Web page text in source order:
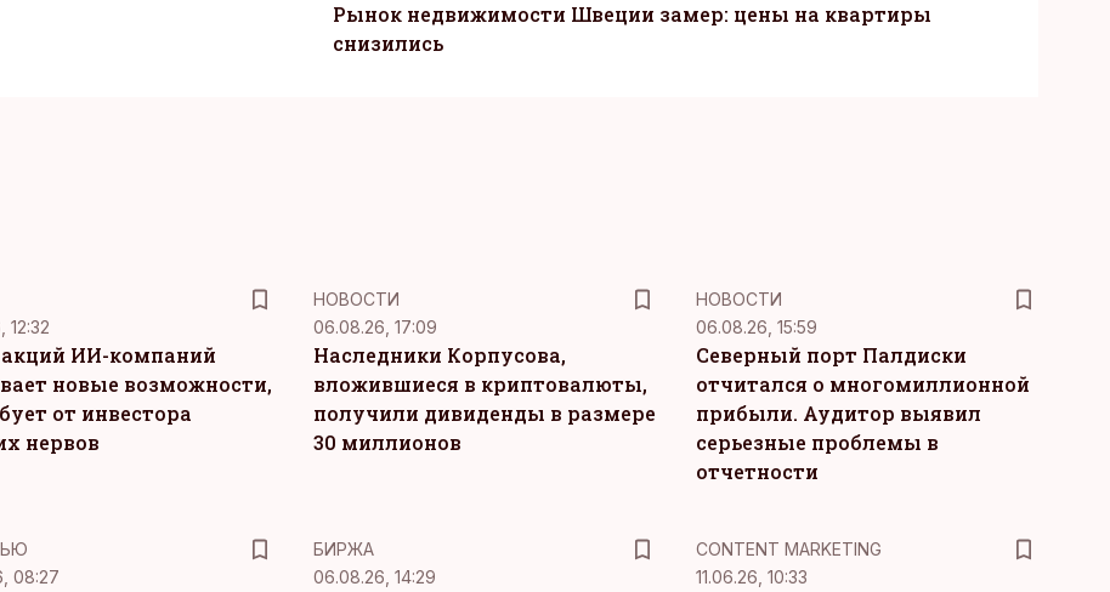
Рынок недвижимости Швеции замер: цены на квартиры
снизились
12:32
ИИ-компаний
новые возможности,
от инвестора
нервов
НОВОСТИ
06.08.26, 17:09
Наследники Корпусова,
вложившиеся в криптовалюты,
получили дивиденды в размере
30 миллионов
НОВОСТИ
06.08.26, 15:59
Северный порт Палдиски
отчитался о многомиллионной
прибыли. Аудитор выявил
серьезные проблемы в
отчетности
08:27
БИРЖА
06.08.26, 14:29
KM
CONTENT MARKETING
11.06.26, 10:33